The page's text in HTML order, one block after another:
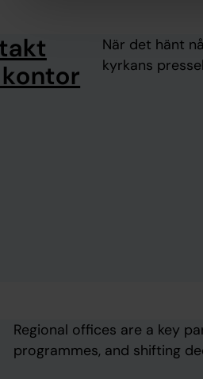
När det hänt
kyrkans
Regional offices are a key
programmes, and shifting